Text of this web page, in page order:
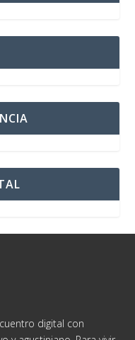
digital con